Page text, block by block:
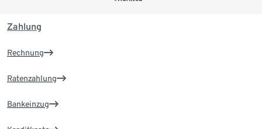
Zahlung
Rechnung
Ratenzahlung
Bankeinzug